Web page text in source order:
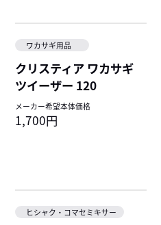
ワカサギ用品
クリスティア ワカサギ
ツイーザー 120
メーカー希望本体価格
1,700円
ヒシャク・コマセミキサー